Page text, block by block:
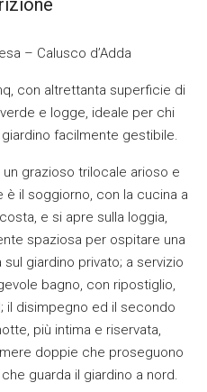
– Calusco d’Adda
con altrettanta superficie di
e logge, ideale per chi
facilmente gestibile.
grazioso trilocale arioso e
il soggiorno, con la cucina a
e si apre sulla loggia,
spaziosa per ospitare una
giardino privato; a servizio
bagno, con ripostiglio,
il disimpegno ed il secondo
più intima e riservata,
doppie che proseguono
guarda il giardino a nord.